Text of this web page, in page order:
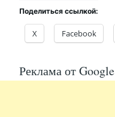
Поделиться ссылкой:
X Facebook
Реклама от Google